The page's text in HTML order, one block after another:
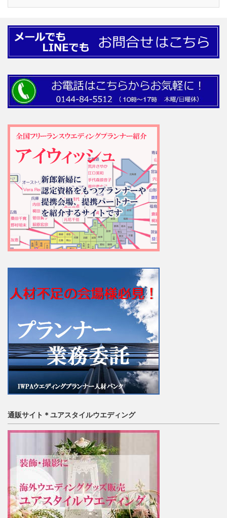
通販サイト＊ユアスタイルウエディング